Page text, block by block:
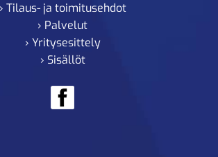
› Tilaus- ja toimitusehdot
› Palvelut
› Yritysesittely
› Sisällöt